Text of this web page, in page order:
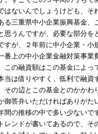
はないんでしょうけども、そ
る三重県中小企業振興基金、
思うんですが、必要な部分を
すが、２年前に中小企業・小
番上の中小企業金融対策事業
この融資額はこの基金によっ
当は借りやすく、低利で融資
その辺とこの基金とのかかわ
御答弁いただければありがた
間の推移の中で多い少ないで
レンドが書いてあるので、そ